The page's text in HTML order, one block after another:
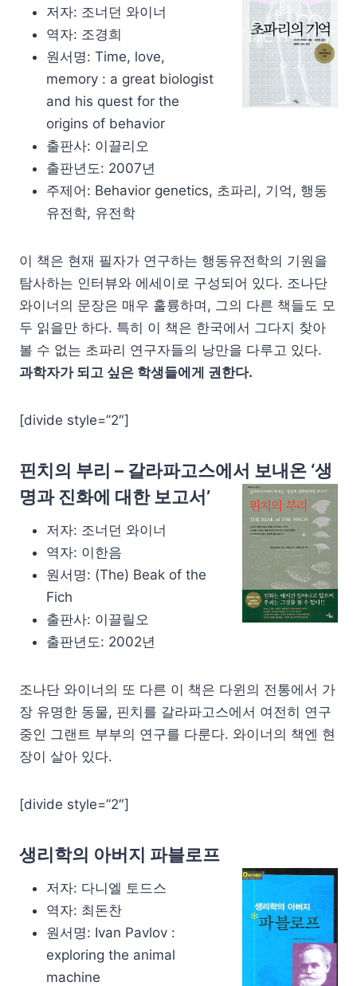
저자: 조너던 와이너
역자: 조경희
원서명: Time, love,
memory : a great biologist
and his quest for the
origins of behavior
출판사: 이끌리오
출판년도: 2007년
주제어: Behavior genetics, 초파리, 기억, 행동
유전학, 유전학
이 책은 현재 필자가 연구하는 행동유전학의 기원을
탐사하는 인터뷰와 에세이로 구성되어 있다. 조나단
와이너의 문장은 매우 훌륭하며, 그의 다른 책들도 모
두 읽을만 하다. 특히 이 책은 한국에서 그다지 찾아
볼 수 없는 초파리 연구자들의 낭만을 다루고 있다.
과학자가 되고 싶은 학생들에게 권한다.
[divide style=”2″]
핀치의 부리 – 갈라파고스에서 보내온 ‘생
명과 진화에 대한 보고서’
저자: 조너던 와이너
역자: 이한음
원서명: (The) Beak of the
Fich
출판사: 이끌릴오
출판년도: 2002년
조나단 와이너의 또 다른 이 책은 다윈의 전통에서 가
장 유명한 동물, 핀치를 갈라파고스에서 여전히 연구
중인 그랜트 부부의 연구를 다룬다. 와이너의 책엔 현
장이 살아 있다.
[divide style=”2″]
생리학의 아버지 파블로프
저자: 다니엘 토드스
역자: 최돈찬
원서명: Ivan Pavlov :
exploring the animal
machine